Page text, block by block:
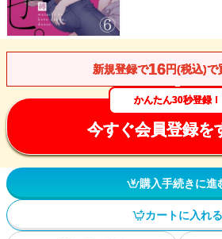
新規登録で16円(税込)で
かんたん30秒登録！
今すぐ会員登録を
購入手続きに進
カートに入れる